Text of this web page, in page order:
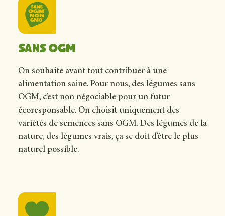
Sans OGM
On souhaite avant tout contribuer à une
alimentation saine. Pour nous, des légumes sans
OGM, c’est non négociable pour un futur
écoresponsable. On choisit uniquement des
variétés de semences sans OGM. Des légumes de la
nature, des légumes vrais, ça se doit d’être le plus
naturel possible.